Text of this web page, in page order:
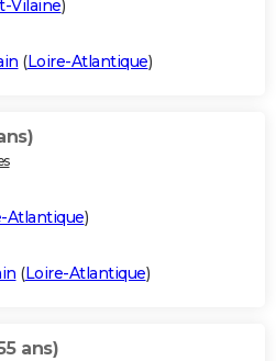
Vilaine)
(Loire-Atlantique)
Atlantique)
(Loire-Atlantique)
ans)